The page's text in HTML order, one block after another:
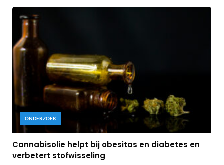
ONDERZOEK
Cannabisolie helpt bij obesitas en diabetes en
verbetert stofwisseling